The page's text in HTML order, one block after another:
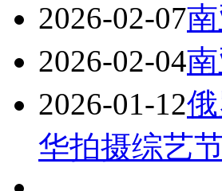
2026-02-07
2026-02-04
2026-01-12
华拍摄综艺